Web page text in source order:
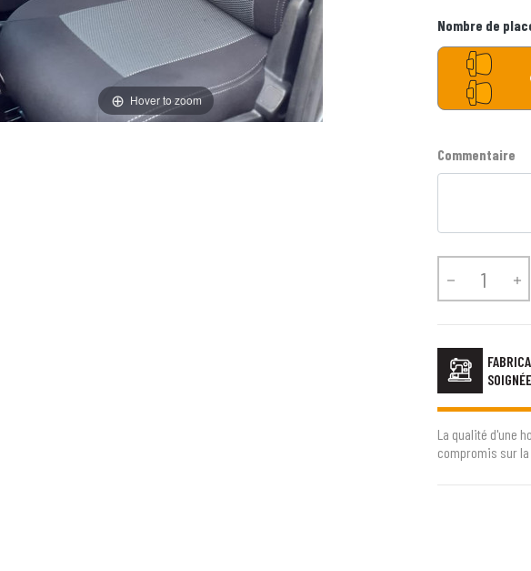
Hover to zoom
Nombre de
Commentaire
 
SOIGNÉE
La qualité d'une
compromis sur